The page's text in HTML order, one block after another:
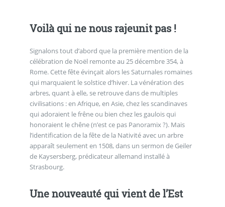
Voilà qui ne nous rajeunit pas !
Signalons tout d’abord que la première mention de la
célébration de Noël remonte au 25 décembre 354, à
Rome. Cette fête évinçait alors les Saturnales romaines
qui marquaient le solstice d’hiver. La vénération des
arbres, quant à elle, se retrouve dans de multiples
civilisations : en Afrique, en Asie, chez les scandinaves
qui adoraient le frêne ou bien chez les gaulois qui
honoraient le chêne (n’est ce pas Panoramix ?). Mais
l’identification de la fête de la Nativité avec un arbre
apparaît seulement en 1508, dans un sermon de Geiler
de Kaysersberg, prédicateur allemand installé à
Strasbourg.
Une nouveauté qui vient de l’Est